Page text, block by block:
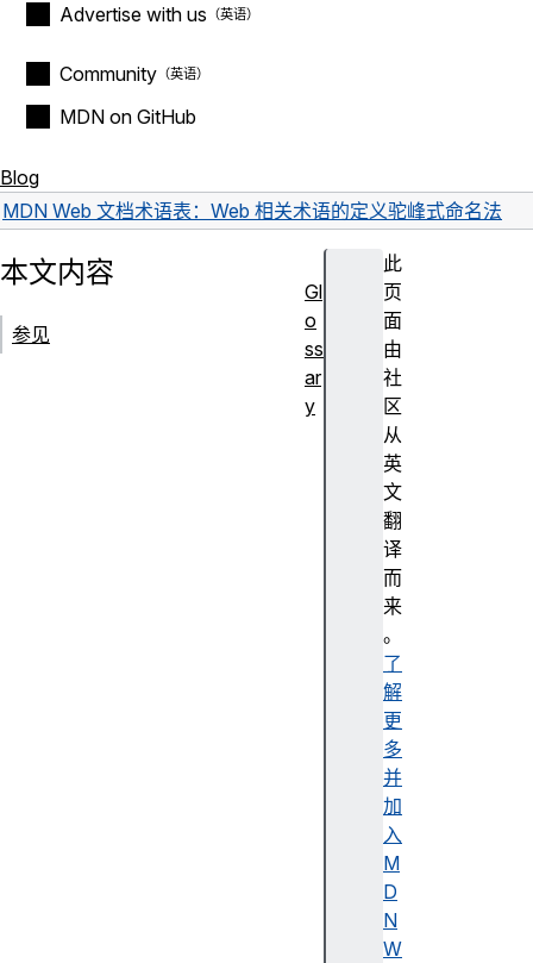
Advertise with us
Community
MDN on GitHub
Blog
MDN Web 文档术语表：Web 相关术语的定义驼峰式命名法
此
页
面
由
社
区
从
英
文
翻
译
而
来
。
了
解
更
多
并
加
入
M
D
N
W
本文内容
参见
Gl
o
ss
ar
y